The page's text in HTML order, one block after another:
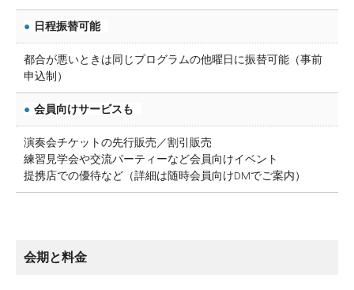
● 日程振替可能
都合が悪いときは同じプログラムの他曜日に振替可能（事前
申込制）
● 会員向けサービスも
演奏会チケットの先行販売／割引販売
練習見学会や交流パーティーなど会員向けイベント
提携店での優待など（詳細は随時会員向けDMでご案内）
会期と料金